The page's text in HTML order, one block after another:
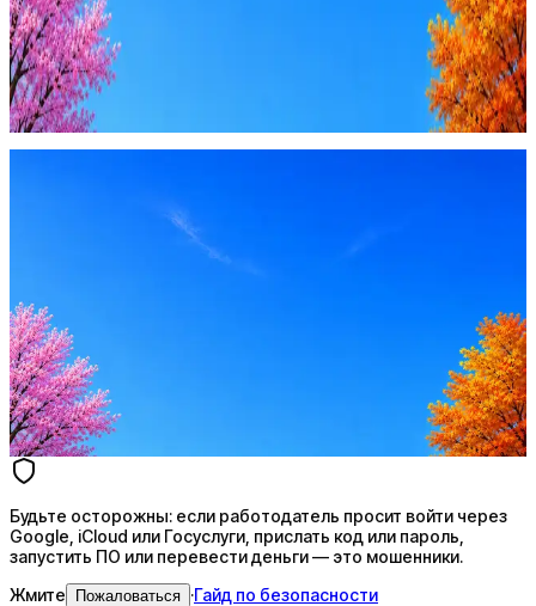
Будьте осторожны: если работодатель просит войти через
Google, iCloud или Госуслуги, прислать код или пароль,
запустить ПО или перевести деньги — это мошенники.
Жмите Пожаловаться
Стратегия поиска с AI: рынки, позиции, вилка, каналы
Будьте осторожны: если работодатель просит войти через
Google, iCloud или Госуслуги, прислать код или пароль,
запустить ПО или перевести деньги — это мошенники.
Жмите
Пожаловаться ·Гайд по безопасности